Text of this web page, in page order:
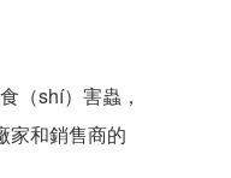
（shí）害蟲，
家和銷售商的